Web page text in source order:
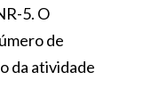
5. O
de
da atividade